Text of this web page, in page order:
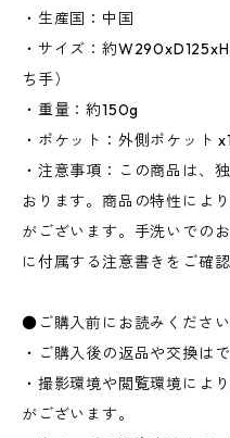
・生産国：中国
・サイズ：約
ち手）
・重量：約150g
・ポケット：外側ポケット x1
・注意事項：この商品は、
おります。商品の特性によ
がございます。手洗いでの
に付属する注意書きをご確
●ご購入前にお読みください
・ご購入後の返品や交換はで
・撮影環境や閲覧環境によ
がございます。